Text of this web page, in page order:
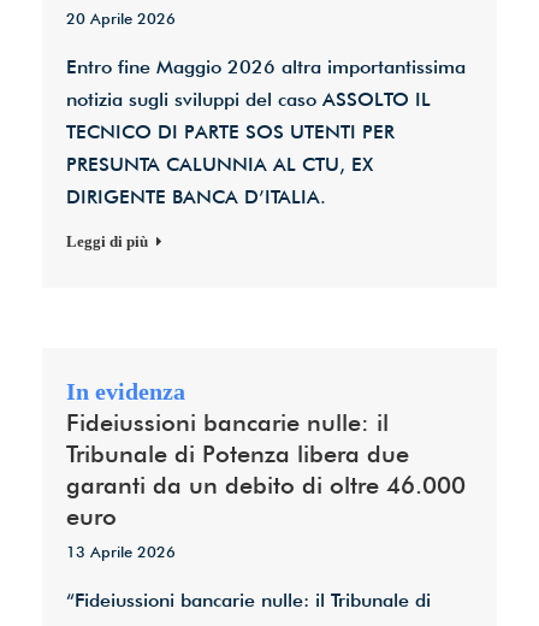
20 Aprile 2026
Entro fine Maggio 2026 altra importantissima
notizia sugli sviluppi del caso ASSOLTO IL
TECNICO DI PARTE SOS UTENTI PER
PRESUNTA CALUNNIA AL CTU, EX
DIRIGENTE BANCA D’ITALIA.
Leggi di più
Fideiussioni bancarie nulle: il
Tribunale di Potenza libera due
garanti da un debito di oltre 46.000
euro
13 Aprile 2026
“Fideiussioni bancarie nulle: il Tribunale di